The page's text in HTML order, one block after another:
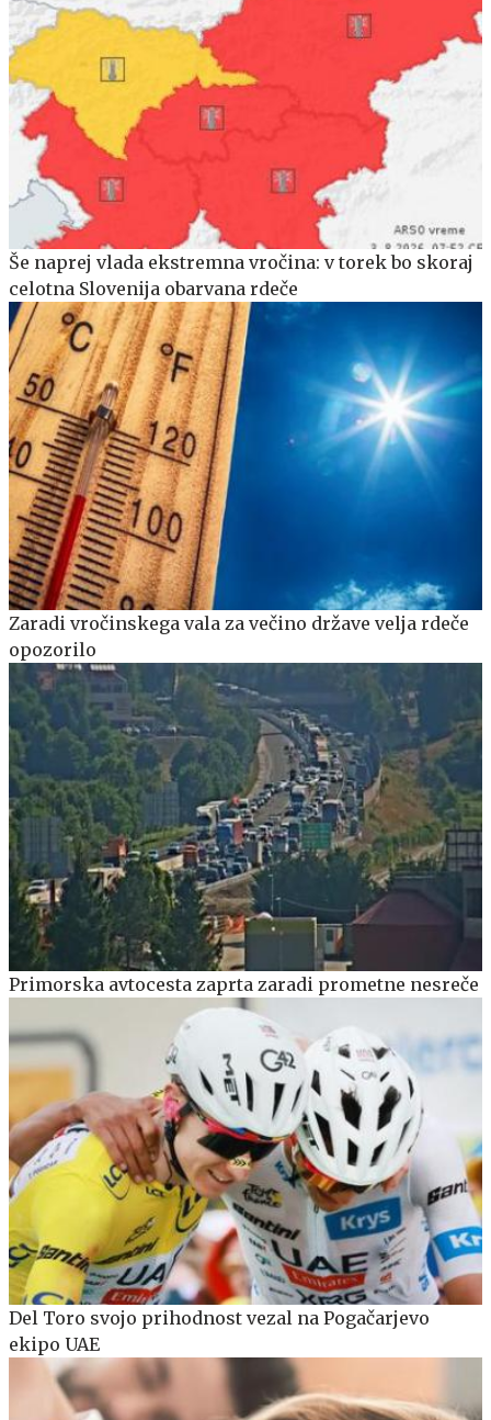
Še naprej vlada ekstremna vročina: v torek bo skoraj
celotna Slovenija obarvana rdeče
Zaradi vročinskega vala za večino države velja rdeče
opozorilo
Primorska avtocesta zaprta zaradi prometne nesreče
Del Toro svojo prihodnost vezal na Pogačarjevo
ekipo UAE